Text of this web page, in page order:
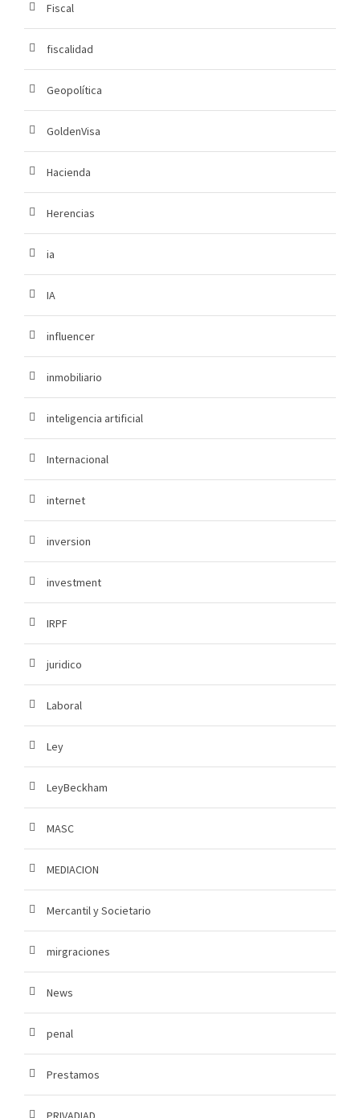
Fiscal
fiscalidad
Geopolítica
GoldenVisa
Hacienda
Herencias
ia
IA
influencer
inmobiliario
inteligencia artificial
Internacional
internet
inversion
investment
IRPF
juridico
Laboral
Ley
LeyBeckham
MASC
MEDIACION
Mercantil y Societario
mirgraciones
News
penal
Prestamos